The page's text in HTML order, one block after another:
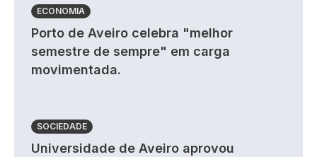
ECONOMIA
Porto de Aveiro celebra "melhor
semestre de sempre" em carga
movimentada.
SOCIEDADE
Universidade de Aveiro aprovou